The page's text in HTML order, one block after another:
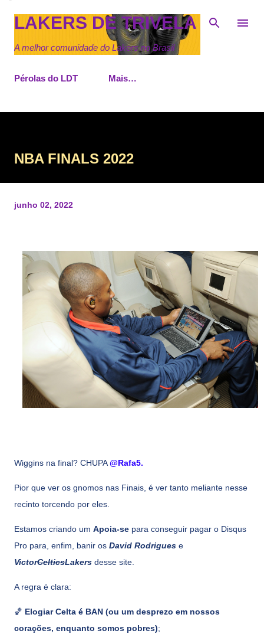
Pular para o conteúdo principal
LAKERS DE TRIVELA
A melhor comunidade do Lakers no Brasil
Pérolas do LDT Mais…
NBA FINALS 2022
junho 02, 2022
Wiggins na final? CHUPA@Rafa5.
Pior que ver os gnomos nas Finais, é ver tanto meliante nesse
recinto torcendo por eles.
Estamos criando um Apoia-se para conseguir pagar o Disqus
Pro para, enfim, banir os David Rodrigues e
VictorCelticsLakers desse site.
A regra é clara:
🏀 Elogiar Celta é BAN (ou um desprezo em nossos
corações, enquanto somos pobres);